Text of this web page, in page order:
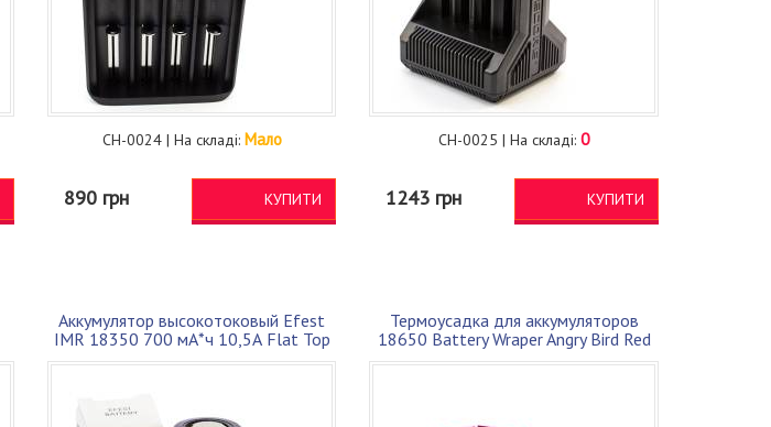
CH-0024 | На складі: Мало
890 грн КУПИТИ
CH-0025 | На складі:0
1243 грн КУПИТИ
Аккумулятор высокотоковый Efest
IMR 18350 700 мА*ч 10,5А Flat Top
ори...
Термоусадка для аккумуляторов
18650 Battery Wraper Angry Bird Red
для ...